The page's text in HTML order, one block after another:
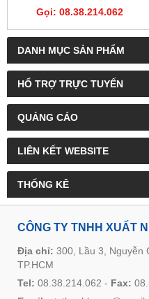
DANH MỤC SẢN PHẨM
HỔ TRỢ TRỰC TUYẾN
QUẢNG CÁO
LIÊN KẾT WEBSITE
THỐNG KÊ
Gọi: 08.38.214.062
CÔNG TY TNHH XUẤT
Địa chỉ: 300, Lầu 3, Nguyễn
TP.HCM
Tel: 08.38.214.062 - Fax: